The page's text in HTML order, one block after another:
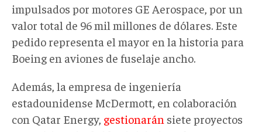
impulsados por motores GE Aerospace, por un
valor total de 96mil millones de dólares. Este
pedido representa el mayor en la historia para
Boeing en aviones de fuselaje ancho.
Además, la empresa de ingeniería
estadounidense McDermott, en colaboración
con Qatar Energy, gestionarán siete proyectos